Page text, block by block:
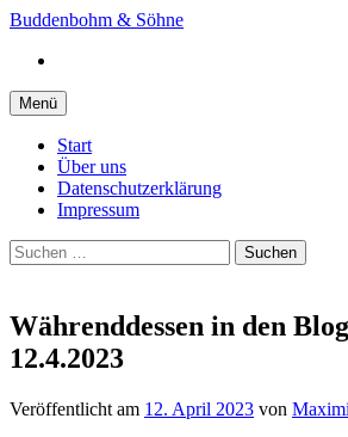
Springe
Inhalt
Buddenbohm & Söhne
Menü
Start
Über uns
Datenschutzerklärung
Impressum
Suchen
nach:
Währenddessen in den
12.4.2023
Veröffentlicht am 12. April 2023 von